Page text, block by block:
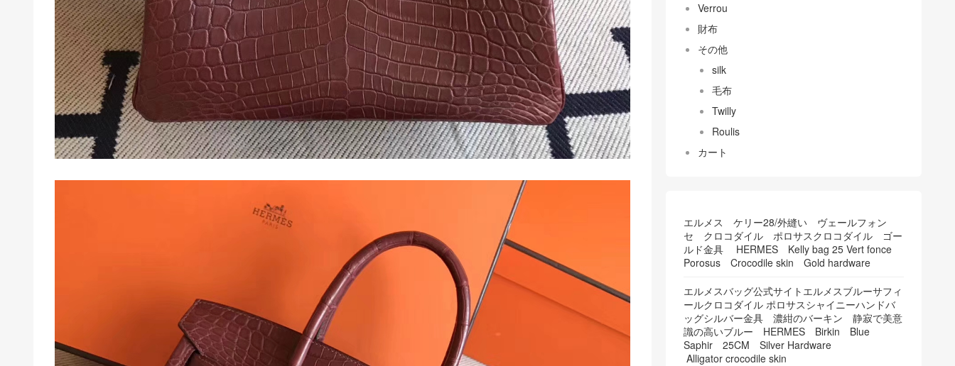
Verrou
財布
その他
silk
毛布
Twilly
Roulis
カート
エルメス ケリー28/外縫い ヴェールフォン
セ クロコダイル ポロサスクロコダイル ゴー
ルド金具 HERMES Kelly bag 25 Vert fonce
Porosus Crocodile skin Gold hardware
エルメスバッグ公式サイトエルメスブルーサフィ
ールクロコダイル ポロサスシャイニーハンドバ
ッグシルバー金具 濃紺のバーキン 静寂で美意
識の高いブルー HERMES Birkin Blue
Saphir 25CM Silver Hardware
Alligator crocodile skin